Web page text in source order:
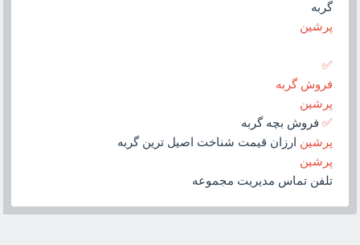
گربه
پرشين
✅
فروش گربه
پرشين
✅ فروش بچه گربه
پرشين ارزان قيمت شناخت اصيل ترين گربه
پرشين
تلفن تماس مديريت مجموعه